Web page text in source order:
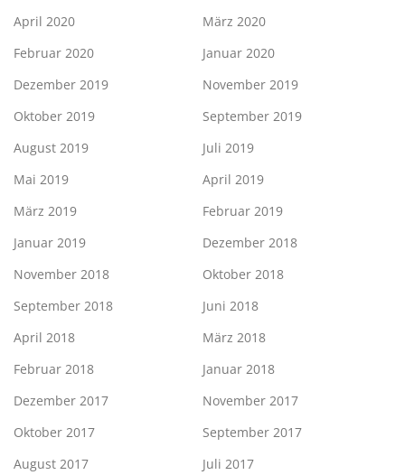
April 2020
März 2020
Februar 2020
Januar 2020
Dezember 2019
November 2019
Oktober 2019
September 2019
August 2019
Juli 2019
Mai 2019
April 2019
März 2019
Februar 2019
Januar 2019
Dezember 2018
November 2018
Oktober 2018
September 2018
Juni 2018
April 2018
März 2018
Februar 2018
Januar 2018
Dezember 2017
November 2017
Oktober 2017
September 2017
August 2017
Juli 2017